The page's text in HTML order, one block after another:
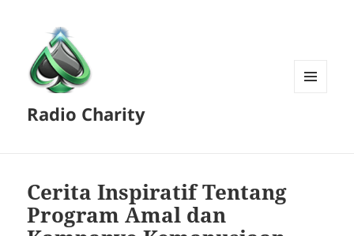
Radio Charity
Cerita Inspiratif Tentang
Program Amal dan